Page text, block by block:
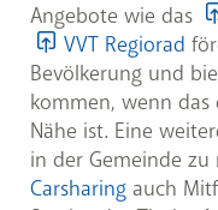
zum Angebot
Weitere
Mobilityals
als fünf
Strecken in
oder zu Fuß
nur die
Lebensqualität.
Zum
Angebote wie das
VVT Regiorad
Bevölkerung und
kommen, wenn
Nähe ist. Eine
in der Gemeinde
Carsharing auch